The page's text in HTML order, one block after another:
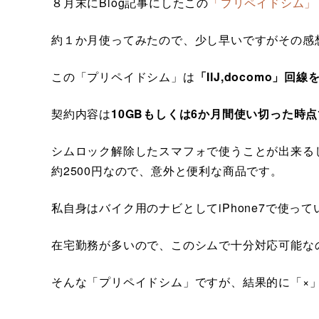
約１か月使ってみたので、少し早いですがその
この「プリペイドシム」は 「IIJ,docomo」回線
契約内容は10GBもしくは6か月間使い切った時
シムロック解除したスマフォで使うことが出来
約2500円なので、意外と便利な商品です。
私自身はバイク用のナビとしてiPhone7で使って
在宅勤務が多いので、このシムで十分対応可能
そんな「プリペイドシム」ですが、結果的に「×